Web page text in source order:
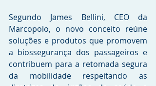
Segundo James Bellini, CEO da
Marcopolo, o novo conceito reúne
soluções e produtos que promovem
a biossegurança dos passageiros e
contribuem para a retomada segura
da mobilidade respeitando as